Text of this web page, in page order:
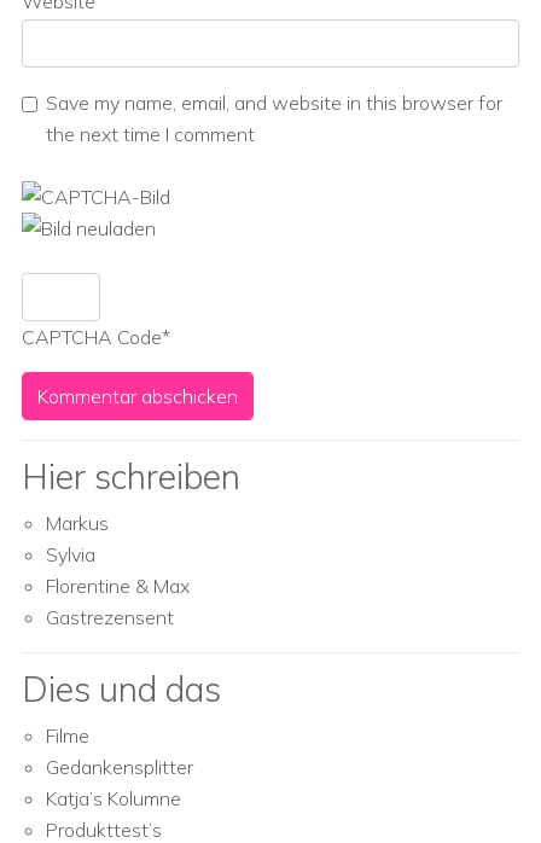
Save my name, email, and website in this browser for
the next time I comment
CAPTCHA Code*
Hier schreiben
Markus
Sylvia
Florentine & Max
Gastrezensent
Dies und das
Filme
Gedankensplitter
Katja’s Kolumne
Produkttest’s